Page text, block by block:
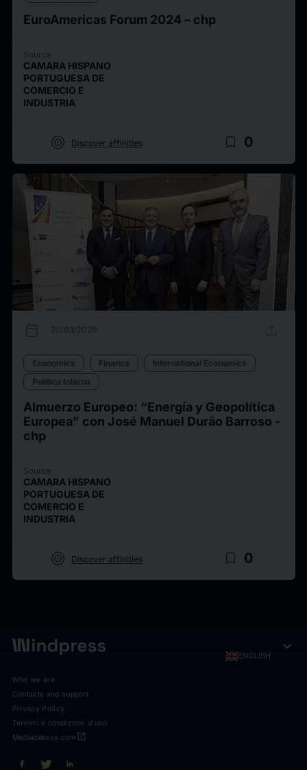
EuroAmericas Forum 2024 – chp
Source
CAMARA HISPANO
PORTUGUESA DE
COMERCIO E
INDUSTRIA
target Discover affinities bookmark_border 0
calendar_today 20/03/2026 upload
Economics Finance
International Economics
Politica Interna
Almuerzo Europeo: “Energía y Geopolítica
Europea” con José Manuel Durão Barroso -
chp
Source
CAMARA HISPANO
PORTUGUESA DE
COMERCIO E
INDUSTRIA
target Discover affinities bookmark_border 0
ENGLISH expand_more
Who we are
Contacts and support
Privacy Policy
Termini e condizioni d'uso
open_in_new
Mediaddress.com